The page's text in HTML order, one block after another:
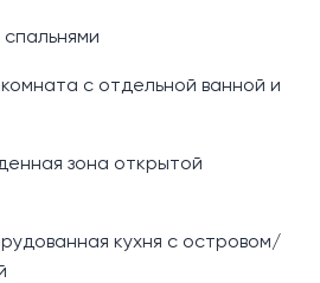
спальнями
комната с отдельной ванной и
зона открытой
кухня с островом/